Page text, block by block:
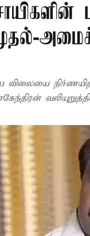
விலையை